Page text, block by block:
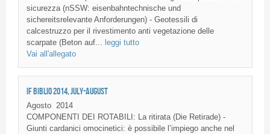
sicurezza (nSSW: eisenbahntechnische und
sichereitsrelevante Anforderungen) - Geotessili di
calcestruzzo per il rivestimento anti vegetazione delle
scarpate (Beton auf... leggi tutto
Vai all'allegato
IF BIBLIO 2014, JULY-AUGUST
Agosto
2014
COMPONENTI DEI ROTABILI: La ritirata (Die Retirade) -
Giunti cardanici omocinetici: è possibile l’impiego anche nel